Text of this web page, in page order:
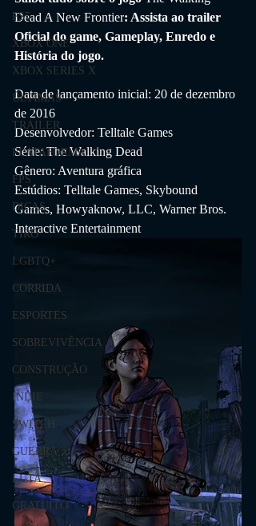
PS5
XBOX ONE
XBOX SERIES X
ÚLTIMAS
TRAILER
PLATAFORMA
FPS
DICAS
TIRO
LGBTQ+
CORRIDA
ESPORTES
SOBREVIVÊNCIA
CONSTRUÇÃO
INDIE
SWITCH
GUERRA
LUTA
GRATUITO
Dead A New Frontier: Assista ao trailer
Oficial do game, Gameplay, Enredo e
História do jogo.
Data de lançamento inicial: 20 de dezembro
de 2016
Desenvolvedor: Telltale Games
Série: The Walking Dead
Gênero: Aventura gráfica
Estúdios: Telltale Games, Skybound
Games, Howyaknow, LLC, Warner Bros.
Interactive Entertainment